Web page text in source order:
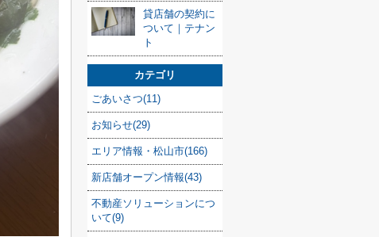
貸店舗の契約に
ついて｜テナン
ト
カテゴリ
ごあいさつ(11)
お知らせ(29)
エリア情報・松山市(166)
新店舗オープン情報(43)
不動産ソリューションにつ
いて(9)